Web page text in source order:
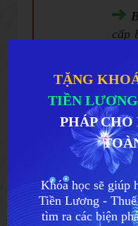
B
cấp
TẶNG
TIỀN
PHÁP CHO
Khóa học sẽ giúp
Tiền Lương -
tìm ra các biện